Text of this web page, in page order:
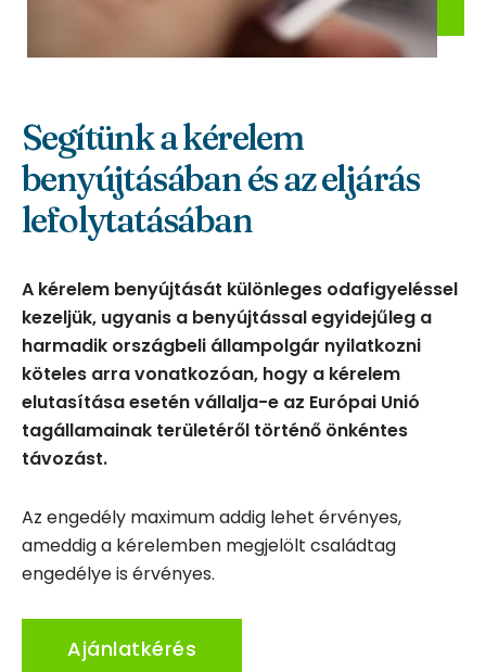
Segítünk a kérelem
benyújtásában és az eljárás
lefolytatásában
A kérelem benyújtását különleges odafigyeléssel
kezeljük, ugyanis a benyújtással egyidejűleg a
harmadik országbeli állampolgár nyilatkozni
köteles arra vonatkozóan, hogy a kérelem
elutasítása esetén vállalja-e az Európai Unió
tagállamainak területéről történő önkéntes
távozást.
Az engedély maximum addig lehet érvényes,
ameddig a kérelemben megjelölt családtag
engedélye is érvényes.
Ajánlatkérés